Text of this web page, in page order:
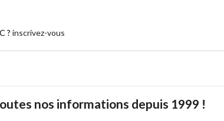
? inscrivez-vous
nos informations depuis 1999 !